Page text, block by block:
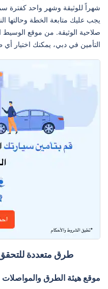
شهراً للوثيقة وشهر واحد كفترة
يجب عليك متابعة الخطة وحالتها
صلاحية الوثيقة. من موقع الوسيط
التأمين في دبي، يمكنك اختيار
طرق متعددة
موقع هيئة الطرق والمواصلات